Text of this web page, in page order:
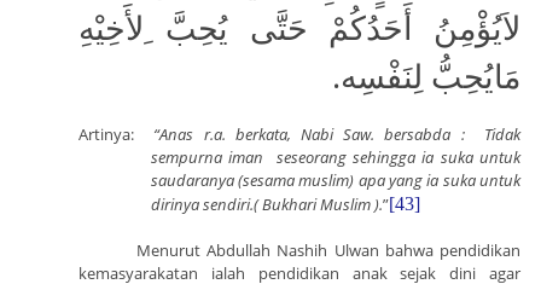
لاَيُؤْمِنُ أَحَدُكُمْ حَتَّى يُحِبَّ ِلأَخِيْهِ
مَايُحِبُّ لِنَفْسِه.
Artinya: “Anas r.a. berkata, Nabi Saw. bersabda : Tidak
sempurna iman seseorang sehingga ia suka untuk
saudaranya (sesama muslim) apa yang ia suka untuk
dirinya sendiri.( Bukhari Muslim ).”[43]
Menurut Abdullah Nashih Ulwan bahwa pendidikan
kemasyarakatan ialah pendidikan anak sejak dini agar